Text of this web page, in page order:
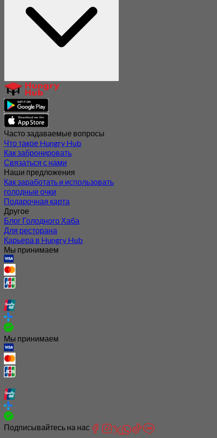
Часто задаваемые вопросы
Что такое Hungry Hub
Как забронировать
Связаться с нами
Наши предложения
Как заработать и использовать
голодные очки
Подарочная карта
Другое
Блог Голодного Хаба
Для ресторана
Карьера в Hungry Hub
Мы принимаем
Мы принимаем
Подписывайтесь на нас